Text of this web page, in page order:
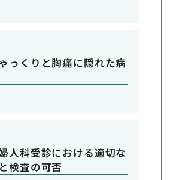
っくりと胸痛に隠れた病
人科受診における適切な
検査の可否